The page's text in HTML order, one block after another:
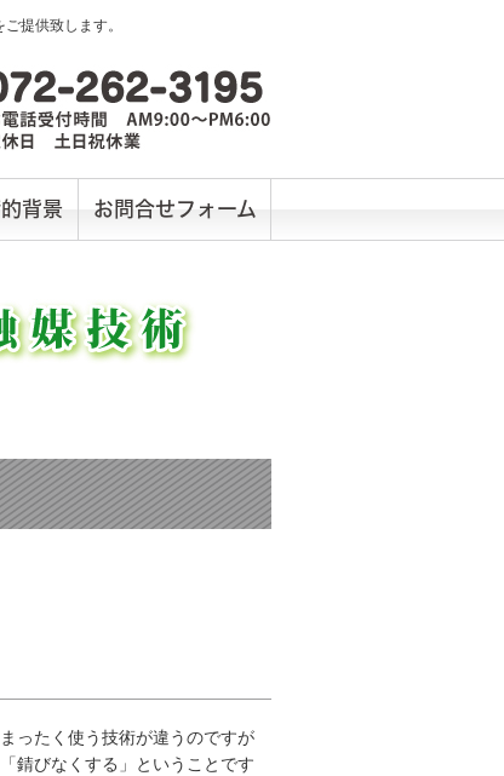
提供致します。
背景 お問合せフォーム
ったく使う技術が違うのですが
錆びなくする」ということです